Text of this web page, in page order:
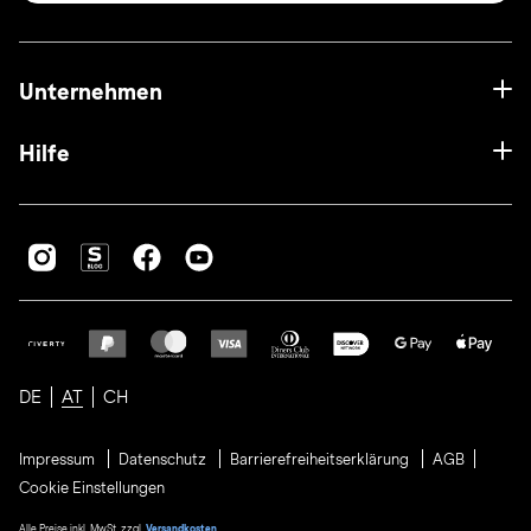
Unternehmen
Hilfe
DE AT CH
Impressum Datenschutz Barrierefreiheitserklärung
AGB
Cookie Einstellungen
Alle Preise inkl. MwSt. zzgl. Versandkosten